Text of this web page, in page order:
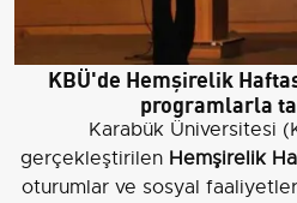
KBÜ'de Hemşirelik
programlarla
Karabük Üniversitesi
gerçekleştirilen Hemşirelik
oturumlar ve sosyal